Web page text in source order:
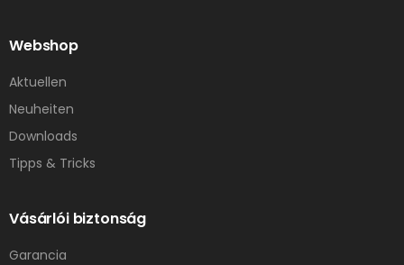
Webshop
Aktuellen
Neuheiten
Downloads
Tipps & Tricks
Vásárlói biztonság
Garancia